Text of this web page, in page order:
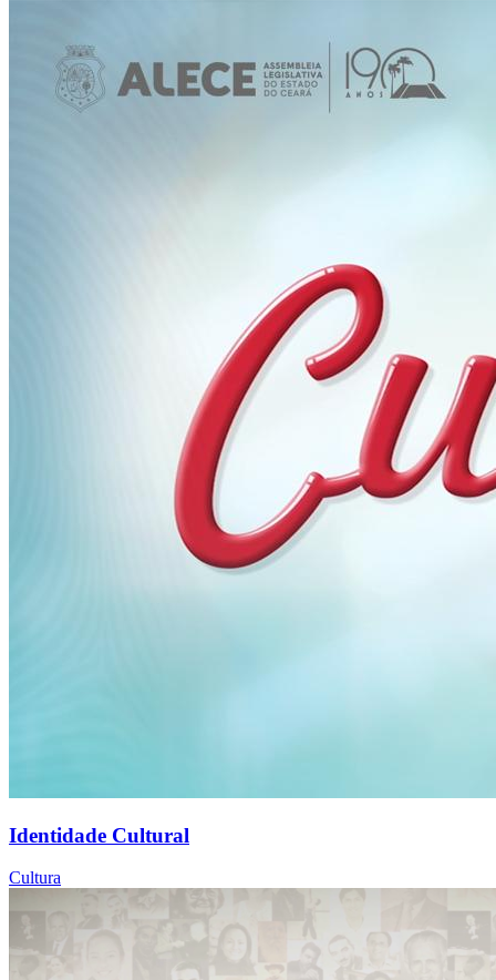
Identidade Cultural
Cultura